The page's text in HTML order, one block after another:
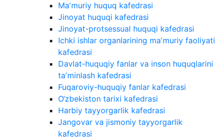
Maʼmuriy huquq kafedrasi
Jinoyat huquqi kafedrasi
Jinoyat-protsessual huquqi kafedrasi
Ichki ishlar organlarining maʼmuriy faoliyati
kafedrasi
Davlat-huquqiy fanlar va inson huquqlarini
taʼminlash kafedrasi
Fuqaroviy-huquqiy fanlar kafedrasi
O‘zbekiston tarixi kafedrasi
Harbiy tayyorgarlik kafedrasi
Jangovar va jismoniy tayyorgarlik
kafedrasi